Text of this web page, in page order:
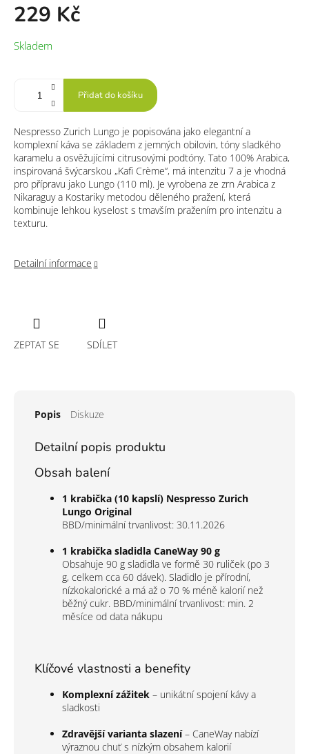
229 Kč
Měrná
cena:
Skladem
Přidat do košíku
Nespresso Zurich Lungo je popisována jako elegantní a
komplexní káva se základem z jemných obilovin, tóny sladkého
karamelu a osvěžujícími citrusovými podtóny. Tato 100% Arabica,
inspirovaná švýcarskou „Kafi Crème“, má intenzitu 7 a je vhodná
pro přípravu jako Lungo (110 ml). Je vyrobena ze zrn Arabica z
Nikaraguy a Kostariky metodou děleného pražení, která
kombinuje lehkou kyselost s tmavším pražením pro intenzitu a
texturu.
Detailní informace
ZEPTAT SE SDÍLET
Popis Diskuze
Detailní popis produktu
Obsah balení
1 krabička (10 kapslí) Nespresso Zurich
Lungo Original
BBD/minimální trvanlivost: 30.11.2026
1 krabička sladidla CaneWay 90 g
Obsahuje 90 g sladidla ve formě 30 ruliček (po 3
g, celkem cca 60 dávek). Sladidlo je přírodní,
nízkokalorické a má až o 70 % méně kalorií než
běžný cukr. BBD/minimální trvanlivost: min. 2
měsíce od data nákupu
Klíčové vlastnosti a benefity
Komplexní zážitek – unikátní spojení kávy a
sladkosti
Zdravější varianta slazení – CaneWay nabízí
výraznou chuť s nízkým obsahem kalorií